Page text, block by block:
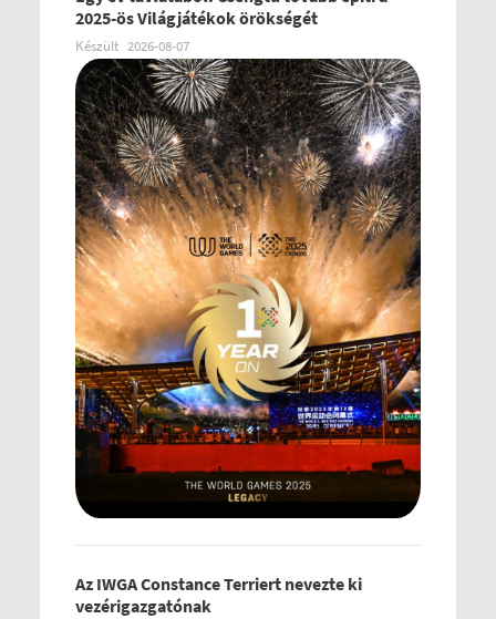
2025-ös Világjátékok örökségét
Készült 2026-08-07
Az IWGA Constance Terriert nevezte ki
vezérigazgatónak